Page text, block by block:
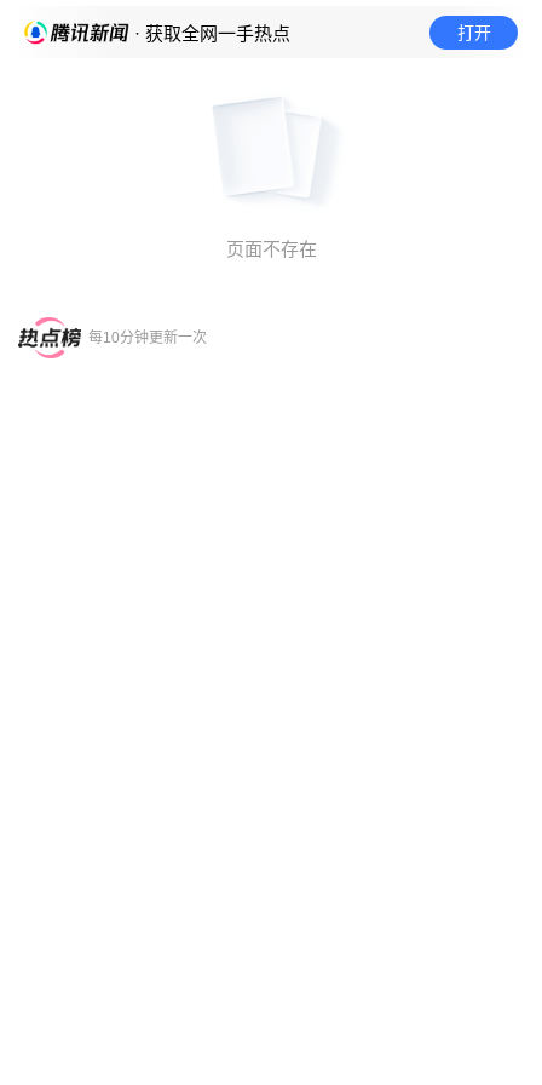
· 获取全网一手热点 打开
页面不存在
每10分钟更新一次